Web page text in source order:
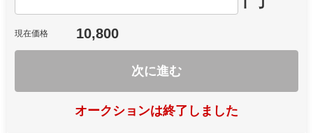
現在価格 10,800
次に進む
オークションは終了しました